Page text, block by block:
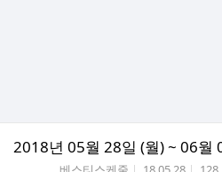
2018년 05월 28일 (월) ~ 06월
작성시간 조회